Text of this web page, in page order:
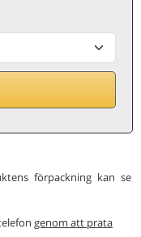
förpackning kan se
genom att prata